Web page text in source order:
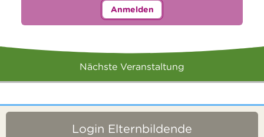
Anmelden
Nächste Veranstaltung
Login Elternbildende